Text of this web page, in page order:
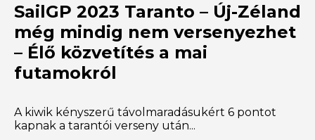
SailGP 2023 Taranto – Új-Zéland
még mindig nem versenyezhet
– Élő közvetítés a mai
futamokról
A kiwik kényszerű távolmaradásukért 6 pontot
kapnak a tarantói verseny után...